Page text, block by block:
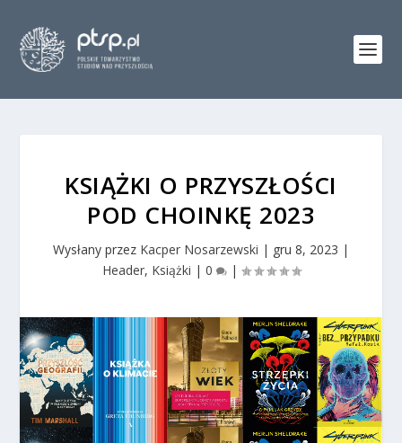
KSIĄŻKI O PRZYSZŁOŚCI
POD CHOINKĘ 2023
Wysłany przez Kacper Nosarzewski | gru 8, 2023 |
Header, Książki | 0 |